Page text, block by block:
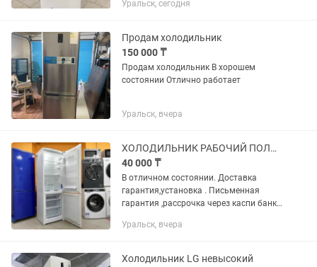
много других популярных
самым...
Уральск, сегодня
Продам холодильник
150 000 ₸
Продам холодильник В хорошем
состоянии Отлично работает
Уральск, вчера
ХОЛОДИЛЬНИК РАБОЧИЙ ПОЛНОСТЬЮ /ГАРАНТИЯ/ДОСТАВКА /СЕГОДНЯ/РАССРОЧКА КАСПИ/Х
40 000 ₸
В отличном состоянии. Доставка
гарантия,установка . Письменная
гарантия ,рассрочка через каспи банк /
Уральск, вчера
Холодильник LG невысокий